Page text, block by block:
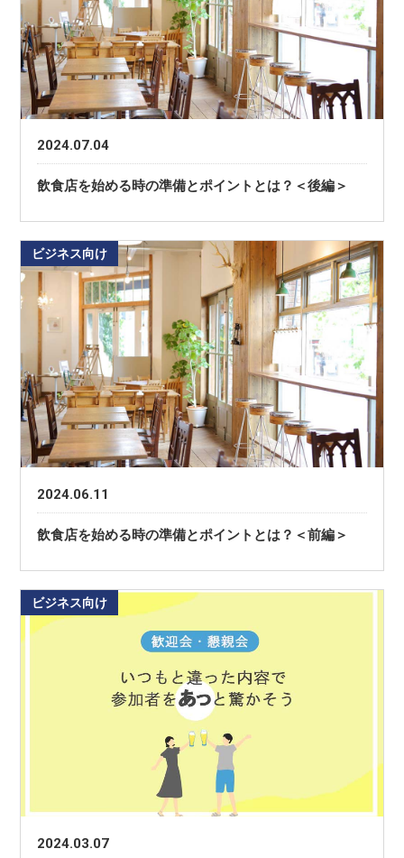
2024.07.04
飲食店を始める時の準備とポイントとは？＜後編＞
ビジネス向け
2024.06.11
飲食店を始める時の準備とポイントとは？＜前編＞
ビジネス向け
2024.03.07